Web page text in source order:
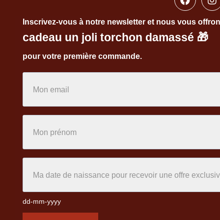
Inscrivez-vous à notre newsletter et nous vous
cadeau un joli torchon damassé 🎁
pour votre première commande.
dd-mm-yyyy